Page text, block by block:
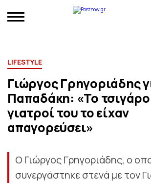
LIFESTYLE
Γιώργος Γρηγοριάδης
Παπαδάκη: «Το τσιγάρο
γιατροί του το είχαν
απαγορεύσει»
Ο Γιώργος Γρηγοριάδης, ο
συνεργάστηκε στενά με τον